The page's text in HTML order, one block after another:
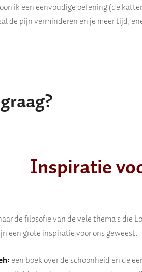
ik een eenvoudige oefening (de
de pijn verminderen en je meer tijd,
Inspiratie
de filosofie van de vele thema’s die
een grote inspiratie voor ons geweest.
een boek over de schoonheid en de